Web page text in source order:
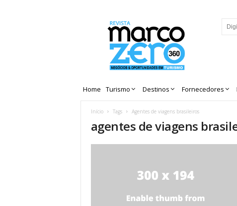
Home Turismo Destinos Fornecedores
Início Tags Agentes de viagens brasileiros
agentes de viagens